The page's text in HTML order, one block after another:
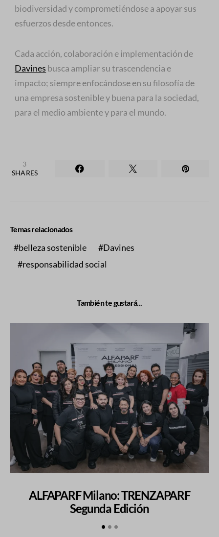
biodiversidad y comprometiéndose a apoyar sus
esfuerzos desde entonces.
Cada acción, colaboración e implementación de
Davines busca ampliar su trascendencia e
impacto; siempre enfocándose en su filosofía de
una empresa sostenible y buena para la sociedad,
para el medio ambiente y para el mundo.
3
SHARES
Temas relacionados
belleza sostenible
Davines
responsabilidad social
También te gustará...
ALFAPARF Milano: TRENZAPARF
Segunda Edición